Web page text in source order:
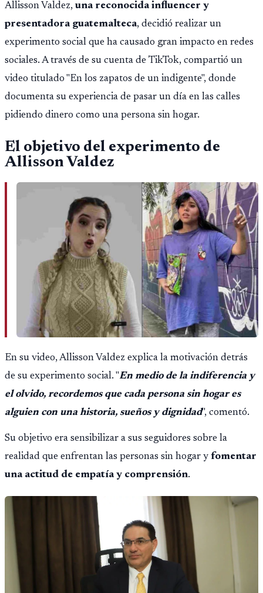
Allisson Valdez, una reconocida influencer y
presentadora guatemalteca, decidió realizar un
experimento social que ha causado gran impacto en redes
sociales. A través de su cuenta de TikTok, compartió un
video titulado "En los zapatos de un indigente", donde
documenta su experiencia de pasar un día en las calles
pidiendo dinero como una persona sin hogar.
El objetivo del experimento de
Allisson Valdez
En su video, Allisson Valdez explica la motivación detrás
de su experimento social. "En medio de la indiferencia y
el olvido, recordemos que cada persona sin hogar es
alguien con una historia, sueños y dignidad", comentó.
Su objetivo era sensibilizar a sus seguidores sobre la
realidad que enfrentan las personas sin hogar y fomentar
una actitud de empatía y comprensión.